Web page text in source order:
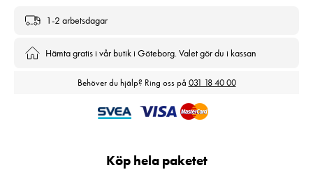
1-2 arbetsdagar
Hämta gratis i vår butik i Göteborg. Valet gör du i kassan
Behöver du hjälp? Ring oss på 031 18 40 00
Köp hela paketet